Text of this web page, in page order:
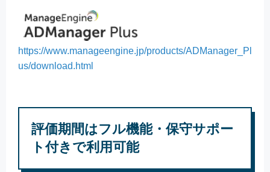
https://www.manageengine.jp/products/ADManager_Pl
us/download.html
評価期間はフル機能・保守サポー
ト付きで利用可能